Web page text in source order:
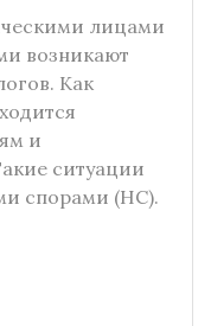
лицами
возникают
Как
и
ситуации
спорами (НС).